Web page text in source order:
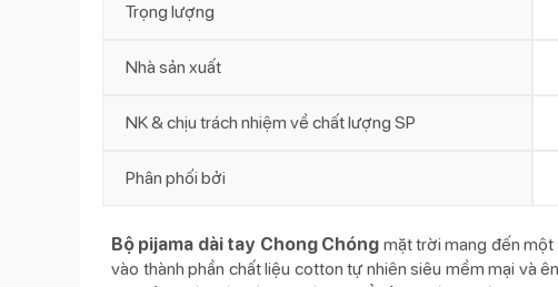
Trọng lượng
Nhà sản xuất
NK & chịu trách nhiệm về chất lượng SP
Phân phối bởi
Bộ pijama dài tay Chong Chóng mặt trời mang đến một
vào thành phần chất liệu cotton tự nhiên siêu mềm mại và